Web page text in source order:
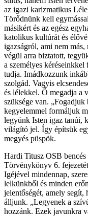
az igazi karizmatikus
Törődnünk kell
másikért és az egész
katolikus kultúrát és
igazságról, ami nem
végül arra biztatott,
a személyes
tudja. Imádkozzunk
szolgád. Vagyis
és lélekkel. Ő megadja a
szüksége van. „Fogadjuk
kegyelemmel formáljuk
legyünk Isten igaz tanúi,
világító jel. Így építsük
megyés püspök.
Hardi Titusz OSB bencés
Törvénykönyv 6.
Igéjével mindennap,
lelkünkből és minden
jelentőségét, amely segít,
álljunk. „Legyenek a
hozzánk. Ezek javunkra